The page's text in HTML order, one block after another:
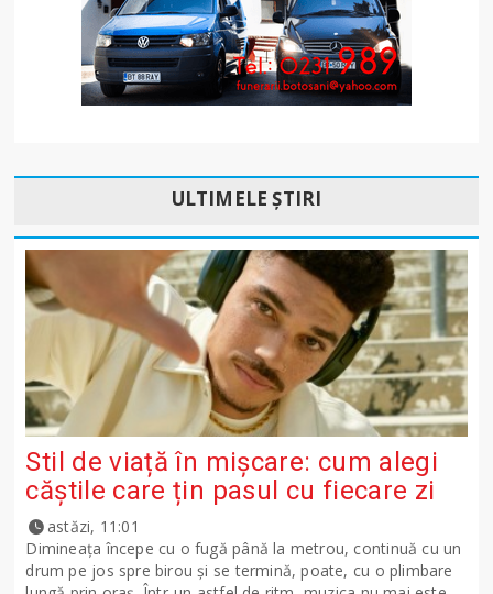
ULTIMELE ȘTIRI
Stil de viață în mișcare: cum alegi
căștile care țin pasul cu fiecare zi
astăzi, 11:01
Dimineața începe cu o fugă până la metrou, continuă cu un
drum pe jos spre birou și se termină, poate, cu o plimbare